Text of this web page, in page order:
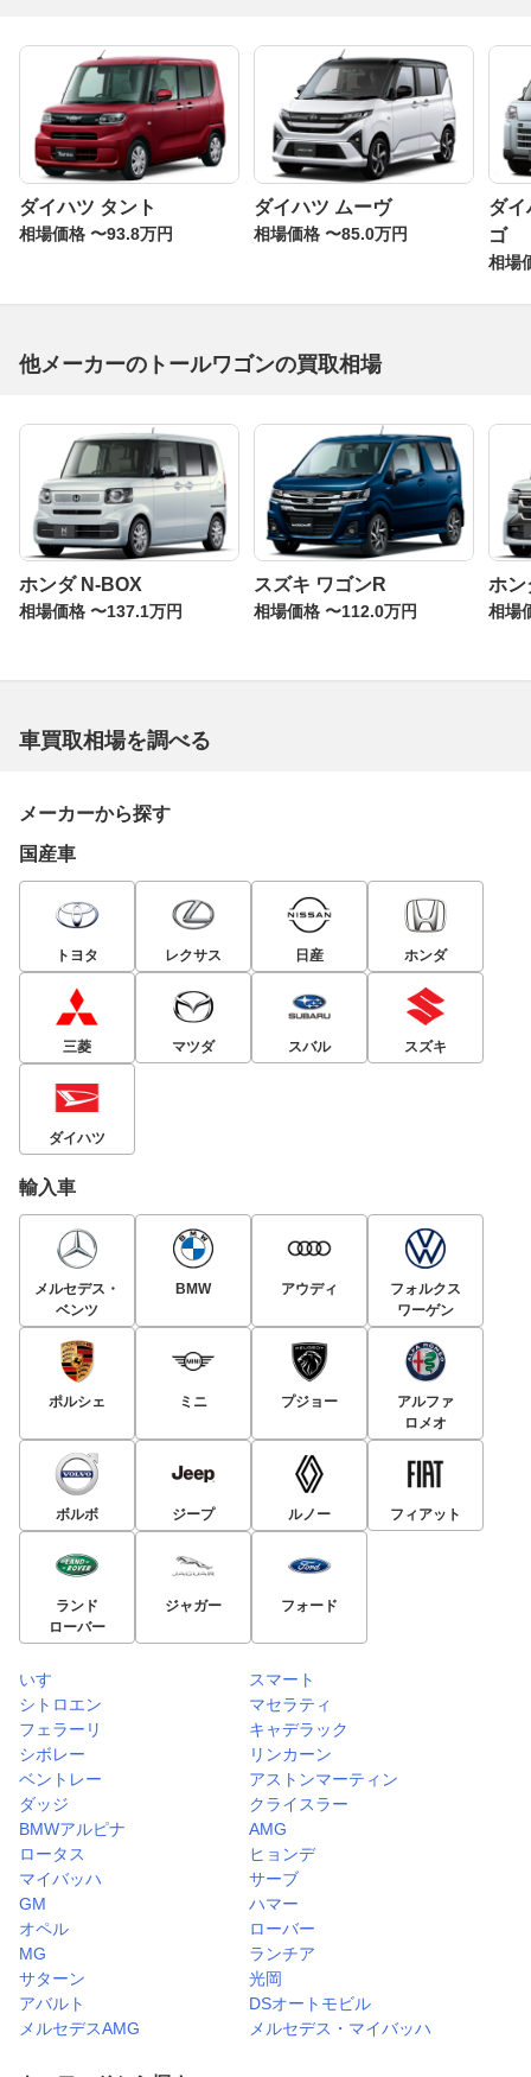
ダイハツ タント
相場価格 〜93.8万円
ダイハツ ムーヴ
相場価格 〜85.0万円
ダイ
ゴ
相場
他メーカーのトールワゴンの買取相場
ホンダ N-BOX
相場価格 〜137.1万円
スズキ ワゴンR
相場価格 〜112.0万円
ホン
相場
車買取相場を調べる
メーカーから探す
国産車
トヨタ レクサス 日産 ホンダ
三菱 マツダ スバル スズキ
ダイハツ
輸入車
メルセデス・
ベンツ
BMW アウディ
フォルクス
ワーゲン
ポルシェ ミニ プジョー
アルファ
ロメオ
ボルボ ジープ ルノー フィアット
ランド
ローバー
ジャガー フォード
いすゞ
スマート
シトロエン
マセラティ
フェラーリ
キャデラック
シボレー
リンカーン
ベントレー
アストンマーティン
ダッジ
クライスラー
BMWアルピナ
AMG
ロータス
ヒョンデ
マイバッハ
サーブ
GM
ハマー
オペル
ローバー
MG
ランチア
サターン
光岡
アバルト
DSオートモビル
メルセデスAMG
メルセデス・マイバッハ